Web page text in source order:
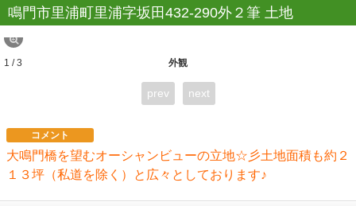
鳴門市里浦町里浦字坂田432-290外２筆 土地
外観
1 / 3
prev next
コメント
大鳴門橋を望むオーシャンビューの立地☆彡土地面積も約２
１３坪（私道を除く）と広々としております♪